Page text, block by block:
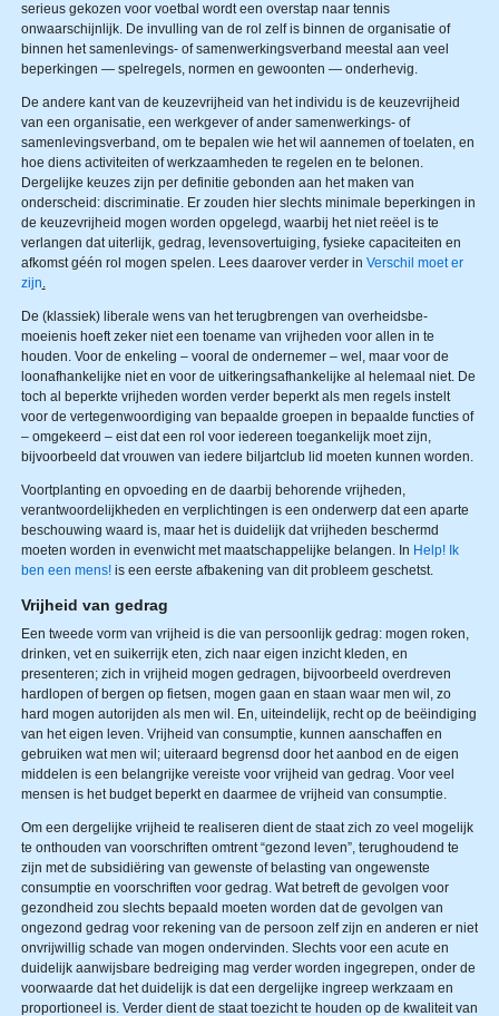
serieus gekozen voor voetbal wordt een overstap naar tennis
onwaarschijnlijk. De invulling van de rol zelf is binnen de organisatie of
binnen het samenlevings- of samenwerkingsverband meestal aan veel
beperkingen — spelregels, normen en gewoonten — onderhevig.
De andere kant van de keuzevrijheid van het individu is de keuzevrijheid
van een organisatie, een werkgever of ander samenwerkings- of
samenlevingsverband, om te bepalen wie het wil aannemen of toelaten, en
hoe diens activiteiten of werkzaamheden te regelen en te belonen.
Dergelijke keuzes zijn per definitie gebonden aan het maken van
onderscheid: discriminatie. Er zouden hier slechts minimale beperkingen in
de keuzevrijheid mogen worden opgelegd, waarbij het niet reëel is te
verlangen dat uiterlijk, gedrag, levensovertuiging, fysieke capaciteiten en
afkomst géén rol mogen spelen. Lees daarover verder in Verschil moet er
zijn.
De (klassiek) liberale wens van het terugbrengen van overheidsbe­
moeienis hoeft zeker niet een toename van vrijheden voor allen in te
houden. Voor de enkeling – vooral de ondernemer – wel, maar voor de
loonafhankelijke niet en voor de uitkeringsafhankelijke al helemaal niet. De
toch al beperkte vrijheden worden verder beperkt als men regels instelt
voor de vertegenwoordiging van bepaalde groepen in bepaalde functies of
– omgekeerd – eist dat een rol voor iedereen toegankelijk moet zijn,
bijvoorbeeld dat vrouwen van iedere biljartclub lid moeten kunnen worden.
Voortplanting en opvoeding en de daarbij behorende vrijheden,
verantwoordelijkheden en verplichtingen is een onderwerp dat een aparte
beschouwing waard is, maar het is duidelijk dat vrijheden beschermd
moeten worden in evenwicht met maatschappelijke belangen. In Help! Ik
ben een mens!is een eerste afbakening van dit probleem geschetst.
Vrijheid van gedrag
Een tweede vorm van vrijheid is die van persoonlijk gedrag: mogen roken,
drinken, vet en suikerrijk eten, zich naar eigen inzicht kleden, en
presenteren; zich in vrijheid mogen gedragen, bijvoorbeeld overdreven
hardlopen of bergen op fietsen, mogen gaan en staan waar men wil, zo
hard mogen autorijden als men wil. En, uiteindelijk, recht op de beëindiging
van het eigen leven. Vrijheid van consumptie, kunnen aanschaffen en
gebruiken wat men wil; uiteraard begrensd door het aanbod en de eigen
middelen is een belangrijke vereiste voor vrijheid van gedrag. Voor veel
mensen is het budget beperkt en daarmee de vrijheid van consumptie.
Om een dergelijke vrijheid te realiseren dient de staat zich zo veel mogelijk
te onthouden van voorschriften omtrent “gezond leven”, terughoudend te
zijn met de subsidiëring van gewenste of belasting van ongewenste
consumptie en voorschriften voor gedrag. Wat betreft de gevolgen voor
gezondheid zou slechts bepaald moeten worden dat de gevolgen van
ongezond gedrag voor rekening van de persoon zelf zijn en anderen er niet
onvrijwillig schade van mogen ondervinden. Slechts voor een acute en
duidelijk aanwijsbare bedreiging mag verder worden ingegrepen, onder de
voorwaarde dat het duidelijk is dat een dergelijke ingreep werkzaam en
proportioneel is. Verder dient de staat toezicht te houden op de kwaliteit van